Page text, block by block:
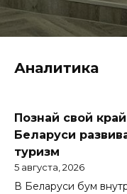
Аналитика
Познай свой
Беларуси
туризм
5 августа, 2026
В Беларуси бум